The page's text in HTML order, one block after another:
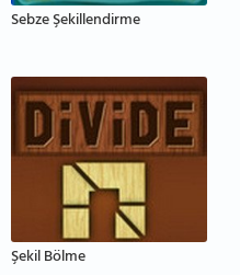
Sebze Şekillendirme
Şekil Bölme